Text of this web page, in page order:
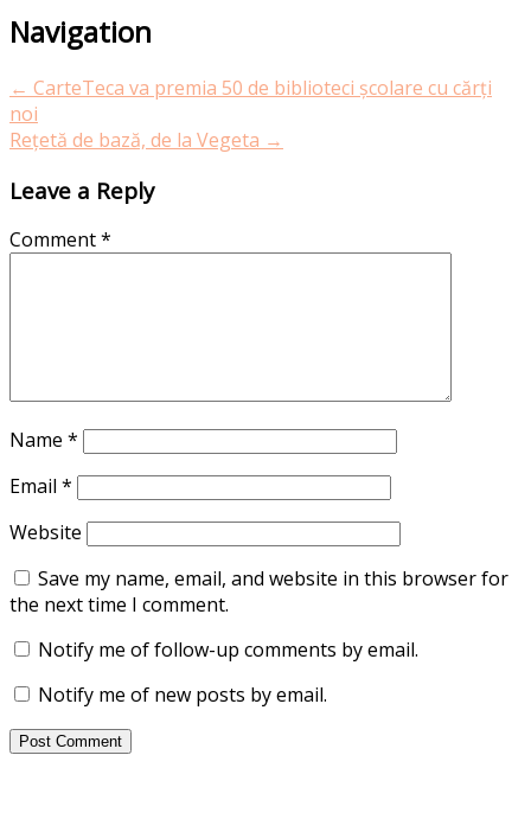
Navigation
← CarteTeca va premia 50 de biblioteci școlare cu cărți
noi
Rețetă de bază, de la Vegeta →
Leave a Reply
Comment*
Name *
Email *
Website
Save my name, email, and website in this browser for
the next time I comment.
Notify me of follow-up comments by email.
Notify me of new posts by email.